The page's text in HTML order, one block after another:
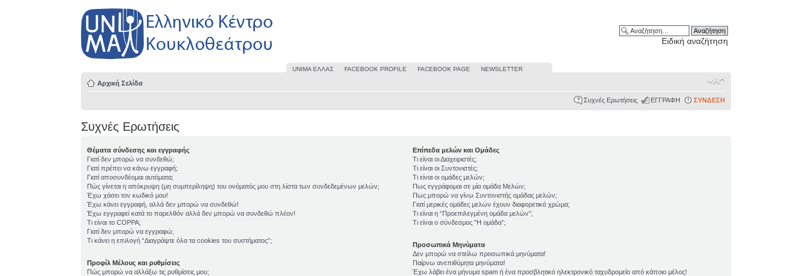
Ειδική αναζήτηση
UΝΙΜΑ ΕΛΛΑΣ FACEBOOK PROFILE FACEBOOK PAGE NEWSLETTER
Αρχική Σελίδα
Συχνές Ερωτήσεις ΕΓΓΡΑΦΗ ΣΥΝΔΕΣΗ
Συχνές Ερωτήσεις
Θέματα σύνδεσης και εγγραφής
Γιατί δεν μπορώ να συνδεθώ;
Γιατί πρέπει να κάνω εγγραφή;
Γιατί αποσυνδέομαι αυτόματα;
Πώς γίνεται η απόκρυψη (μη συμπερίληψη) του ονόματός μου στη λίστα των συνδεδεμένων μελών;
Έχω χάσει τον κωδικό μου!
Έχω κάνει εγγραφή, αλλά δεν μπορώ να συνδεθώ!
Έχω εγγραφεί κατά το παρελθόν αλλά δεν μπορώ να συνδεθώ πλέον!
Τι είναι το COPPA;
Γιατί δεν μπορώ να εγγραφώ;
Τι κάνει η επιλογή “Διαγράψτε όλα τα cookies του συστήματος”;
Προφίλ Μέλους και ρυθμίσεις
Πώς μπορώ να αλλάξω τις ρυθμίσεις μου;
Επίπεδα μελών και Ομάδες
Τι είναι οι Διαχειριστές;
Τι είναι οι Συντονιστές;
Τι είναι οι ομάδες μελών;
Πως εγγράφομαι σε μία ομάδα Μελών;
Πως μπορώ να γίνω Συντονιστής ομάδας μελών;
Γιατί μερικές ομάδες μελών έχουν διαφορετικό χρώμα;
Τι είναι η “Προεπιλεγμένη ομάδα μελών”;
Τι είναι ο σύνδεσμος "Η ομάδα”;
Προσωπικά Μηνύματα
Δεν μπορώ να στείλω προσωπικά μηνύματα!
Παίρνω ανεπιθύμητα μηνύματα!
Έχω λάβει ένα μήνυμα spam ή ένα προσβλητικό ηλεκτρονικό ταχυδρομείο από κάποιο μέλος!